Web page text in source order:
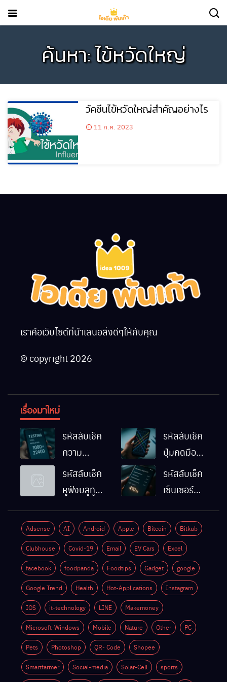
ค้นหา: ไข้หวัดใหญ่
วัคซีนไข้หวัดใหญ่สำคัญอย่างไร
11 ก.ค. 2023
เราคือเว็บไซต์ที่นำเสนอสิ่งดีๆให้กับคุณ
© copyright 2026
เรื่องมาใหม่
รหัสลับเช็ค
ความ
ละเอียดหน้า
จอมือถือ
รหัสลับเช็ค
ปุ่มกดมือถือ
Android
ทำงานปกติ
รหัสลับเช็ค
หูฟังบลูทูธ
Android
ด้วยตัวเอง
รหัสลับเช็ค
เซ็นเซอร์
Android
ทำงานปกติ
ไหม
Adsense AI Android Apple Bitcoin Bitkub
Clubhouse Covid-19 Email EV Cars Excel
facebook foodpanda Foodtips Gadget google
Google Trend Health Hot-Applications Instagram
IOS it-technology LINE Makemoney
Microsoft-Windows Mobile Nature Other PC
Pets Photoshop QR- Code Shopee
Smartfarmer Social-media Solar-Cell sports